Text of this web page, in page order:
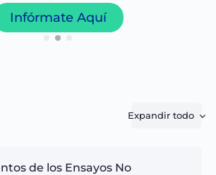
Infórmate Aquí
Expandir todo
de los Ensayos No